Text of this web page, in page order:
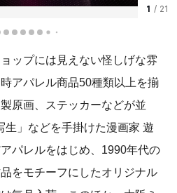
1 / 21
ップには見えない怪しげな雰
アパレル商品50種類以上を揃
原画、ステッカーなどが並
」などを手掛けた漫画家 遊
パレルをはじめ、1990年代の
をモチーフにしたオリジナル